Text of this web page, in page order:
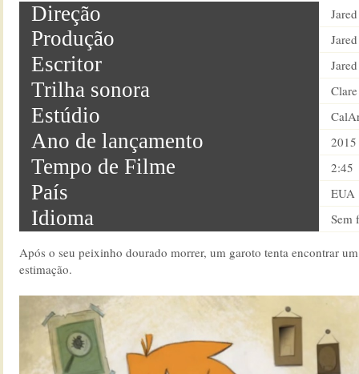
Direção
Produção
Escritor
Trilha sonora
Estúdio
Ano de lançamento 2015
Tempo de Filme 2:45
País EUA
Idioma Sem
Após o seu peixinho dourado morrer, um garoto tenta encontrar
estimação.